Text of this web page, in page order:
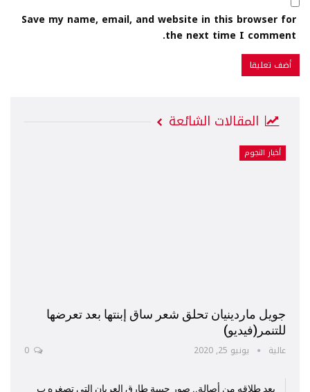
Save my name, email, and website in this browser for
the next time I comment.
المقالات الشائعة
أخبار النجوم
جويل ماردينيان تحلق شعر ساق إبنتها بعد تعرضها
للتنمر(فيديو)
عالية يونيو 25, 2020
بعد طلاقه من أصالة.. صور حبيبة طارق العريان التي تصغره ب